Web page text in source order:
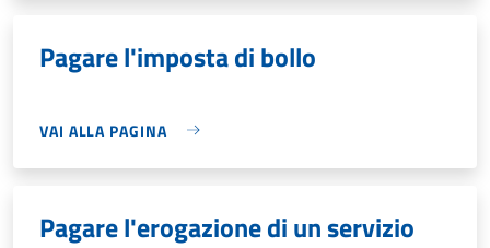
Pagare l'imposta di bollo
VAI ALLA PAGINA
Pagare l'erogazione di un servizio